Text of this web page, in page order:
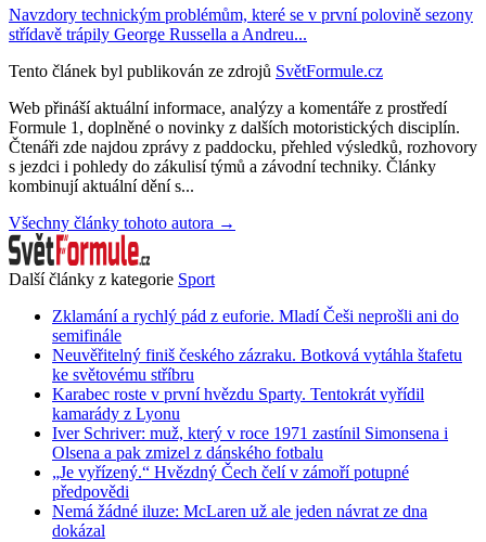
Navzdory technickým problémům, které se v první polovině sezony
střídavě trápily George Russella a Andreu...
Tento článek byl publikován ze zdrojů SvětFormule.cz
Web přináší aktuální informace, analýzy a komentáře z prostředí
Formule 1, doplněné o novinky z dalších motoristických disciplín.
Čtenáři zde najdou zprávy z paddocku, přehled výsledků, rozhovory
s jezdci i pohledy do zákulisí týmů a závodní techniky. Články
kombinují aktuální dění s...
Všechny články tohoto autora →
Další články z kategorie Sport
Zklamání a rychlý pád z euforie. Mladí Češi neprošli ani do
semifinále
Neuvěřitelný finiš českého zázraku. Botková vytáhla štafetu
ke světovému stříbru
Karabec roste v první hvězdu Sparty. Tentokrát vyřídil
kamarády z Lyonu
Iver Schriver: muž, který v roce 1971 zastínil Simonsena i
Olsena a pak zmizel z dánského fotbalu
„Je vyřízený.“ Hvězdný Čech čelí v zámoří potupné
předpovědi
Nemá žádné iluze: McLaren už ale jeden návrat ze dna
dokázal